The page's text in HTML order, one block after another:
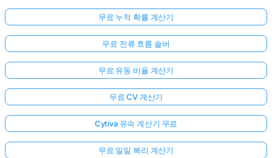
무료 누적 확률 계산기
무료 전류 흐름 솔버
무료 유동 비율 계산기
무료 CV 계산기
Cytiva 유속 계산기 무료
무료 일일 복리 계산기